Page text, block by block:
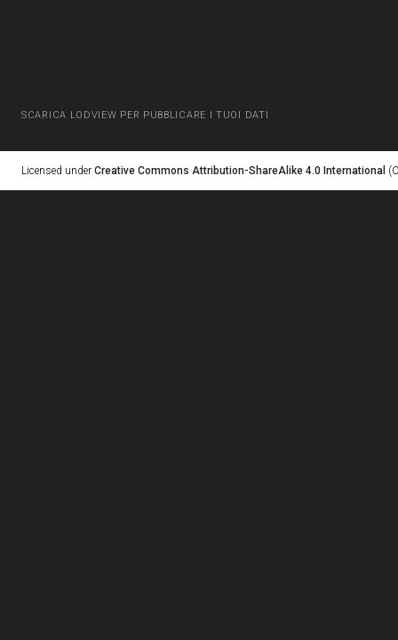
SCARICA LODVIEW PER PUBBLICARE I TUOI DATI
Licensed under Creative Commons Attribution-ShareAlike 4.0 International